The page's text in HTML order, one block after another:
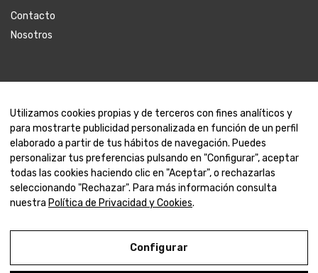
Contacto
Nosotros
AMAYA – Anillo Corazones Diamante y Zafiros
CONSULTE PRECIO COMPRAR AHORA
Utilizamos cookies propias y de terceros con fines analíticos y
para mostrarte publicidad personalizada en función de un perfil
elaborado a partir de tus hábitos de navegación. Puedes
personalizar tus preferencias pulsando en "Configurar", aceptar
todas las cookies haciendo clic en "Aceptar", o rechazarlas
seleccionando "Rechazar". Para más información consulta
nuestra Política de Privacidad y Cookies.
Configurar
Aviso Legal